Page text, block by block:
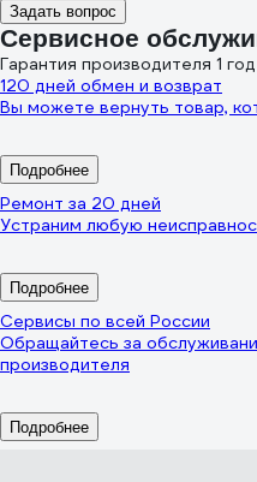
Задать вопрос
Сервисное
Гарантия производителя 1 год
120 дней обмен и возврат
Вы можете вернуть товар,
Подробнее
Ремонт за 20 дней
Устраним любую
Подробнее
Сервисы по всей России
Обращайтесь за
производителя
Подробнее